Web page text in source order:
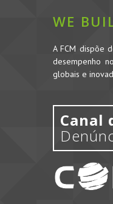
WE
A FCM dispõe
desempenho
globais e
Canal